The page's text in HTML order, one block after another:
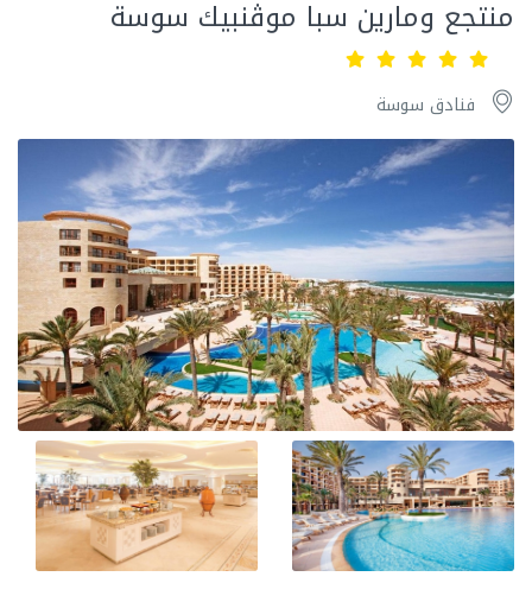
منتجع ومارين سبا موڤنبيك سوسة
فنادق سوسة